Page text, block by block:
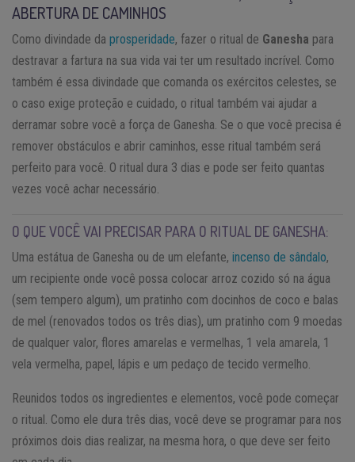
ABERTURA DE CAMINHOS
Como divindade da prosperidade, fazer o ritual de Ganesha para
destravar a fartura na sua vida vai ter um resultado incrível. Como
também é essa divindade que comanda os exércitos celestes, se
o caso exige proteção e cuidado, o ritual também vai ajudar a
derramar sobre você a força de Ganesha. Se o que você precisa é
remover obstáculos e abrir caminhos, esse ritual também será
perfeito para você. O ritual dura 3 dias e pode ser feito quantas
vezes você achar necessário.
O QUE VOCÊ VAI PRECISAR PARA O RITUAL DE GANESHA:
Uma estátua de Ganesha ou de um elefante, incenso de sândalo,
um recipiente onde você possa colocar arroz cozido só na água
(sem tempero algum), um pratinho com docinhos de coco e balas
de mel (renovados todos os três dias), um pratinho com 9 moedas
de qualquer valor, flores amarelas e vermelhas, 1 vela amarela, 1
vela vermelha, papel, lápis e um pedaço de tecido vermelho.
Reunidos todos os ingredientes e elementos, você pode começar
o ritual. Como ele dura três dias, você deve se programar para nos
próximos dois dias realizar, na mesma hora, o que deve ser feito